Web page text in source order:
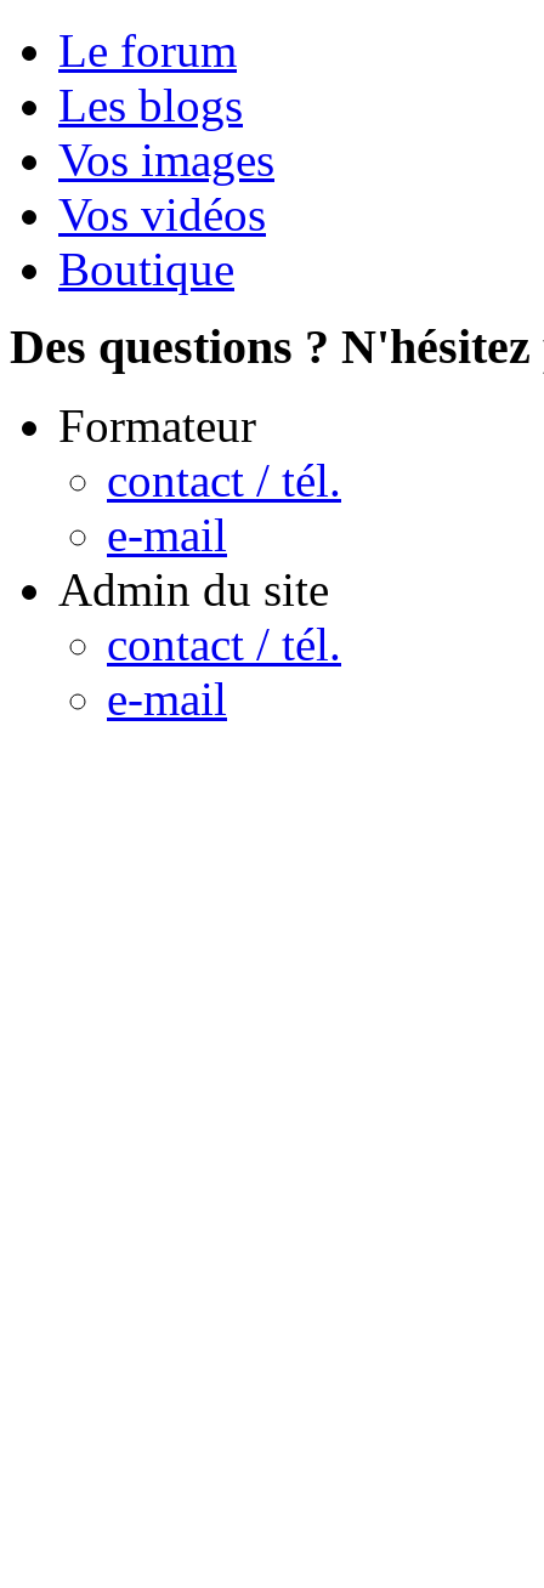
Le forum
Les blogs
Vos images
Vos vidéos
Boutique
Des questions ?
Formateur
contact / tél.
e-mail
Admin du site
contact / tél.
e-mail